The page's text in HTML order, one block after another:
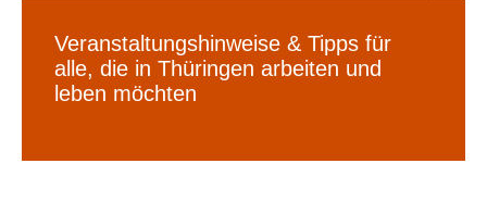
Veranstaltungshinweise & Tipps für
alle, die in Thüringen arbeiten und
leben möchten